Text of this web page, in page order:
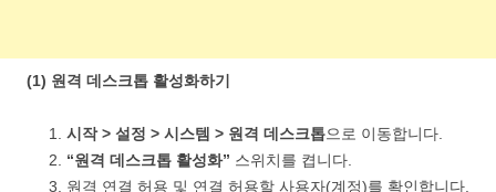
(1) 원격 데스크톱 활성화하기
시작 > 설정 > 시스템 > 원격 데스크톱으로 이동합니다.
“원격 데스크톱 활성화” 스위치를 켭니다.
원격 연결 허용 및 연결 허용할 사용자(계정)를 확인합니다.